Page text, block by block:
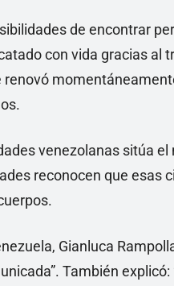
de encontrar
con vida gracias al
venezolanas sitúa el
reconocen que esas
Gianluca
También